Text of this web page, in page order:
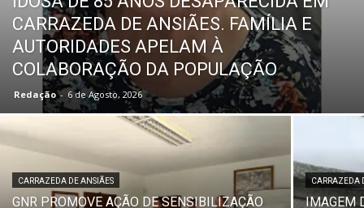
CARRAZEDA DE ANSIÃES. FAMÍLIA E
AUTORIDADES APELAM À
COLABORAÇÃO DA POPULAÇÃO
Redação - 6 de Agosto, 2026
CARRAZEDA DE ANSIÃES
GNR PROMOVE AÇÃO DE SENSIBILIZAÇÃO
CARRAZEDA
IMAGEM